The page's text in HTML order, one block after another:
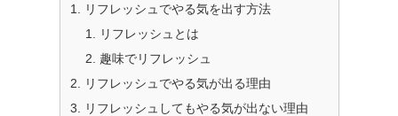
リフレッシュでやる気を出す方法
リフレッシュとは
趣味でリフレッシュ
リフレッシュでやる気が出る理由
リフレッシュしてもやる気が出ない理由